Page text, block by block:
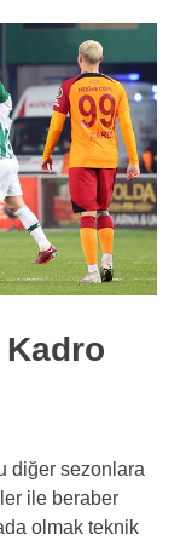
diğer sezonlara
ile beraber
olmak teknik